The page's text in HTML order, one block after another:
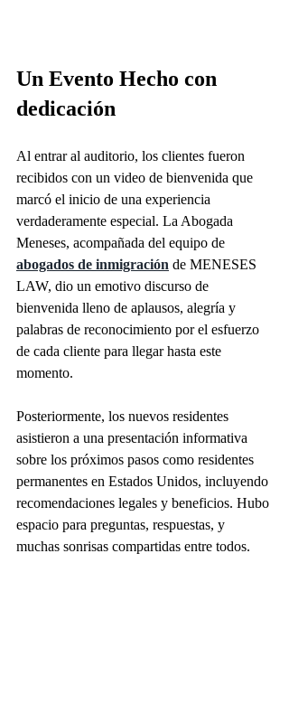
Un Evento Hecho con
dedicación
Al entrar al auditorio, los clientes fueron
recibidos con un video de bienvenida que
marcó el inicio de una experiencia
verdaderamente especial. La Abogada
Meneses, acompañada del equipo de
abogados de inmigración de MENESES
LAW, dio un emotivo discurso de
bienvenida lleno de aplausos, alegría y
palabras de reconocimiento por el esfuerzo
de cada cliente para llegar hasta este
momento.
Posteriormente, los nuevos residentes
asistieron a una presentación informativa
sobre los próximos pasos como residentes
permanentes en Estados Unidos, incluyendo
recomendaciones legales y beneficios. Hubo
espacio para preguntas, respuestas, y
muchas sonrisas compartidas entre todos.